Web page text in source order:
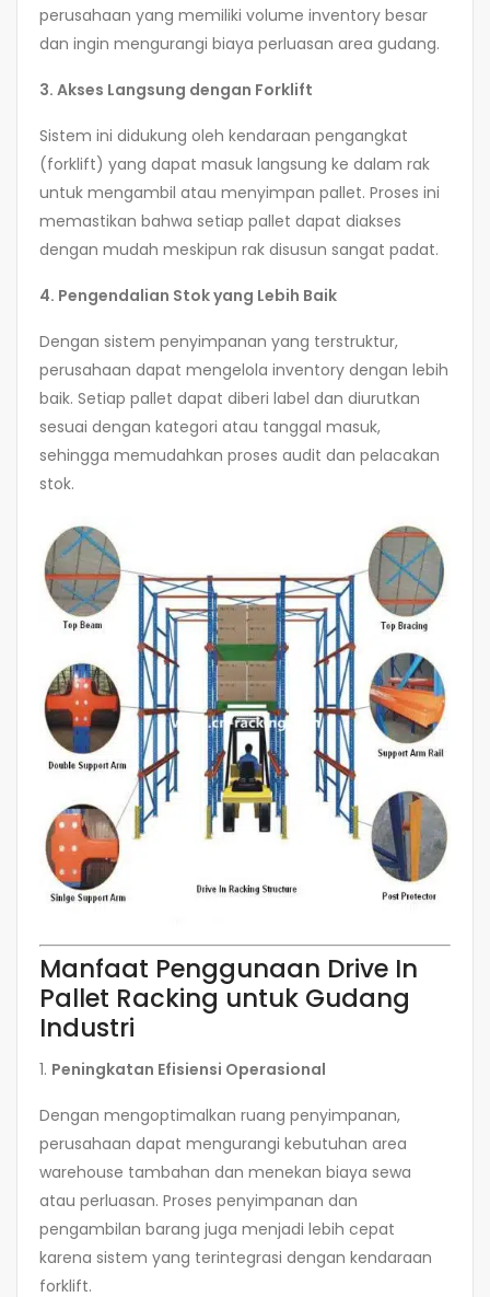
perusahaan yang memiliki volume inventory besar
dan ingin mengurangi biaya perluasan area gudang.
3. Akses Langsung dengan Forklift
Sistem ini didukung oleh kendaraan pengangkat
(forklift) yang dapat masuk langsung ke dalam rak
untuk mengambil atau menyimpan pallet. Proses ini
memastikan bahwa setiap pallet dapat diakses
dengan mudah meskipun rak disusun sangat padat.
4. Pengendalian Stok yang Lebih Baik
Dengan sistem penyimpanan yang terstruktur,
perusahaan dapat mengelola inventory dengan lebih
baik. Setiap pallet dapat diberi label dan diurutkan
sesuai dengan kategori atau tanggal masuk,
sehingga memudahkan proses audit dan pelacakan
stok.
Manfaat Penggunaan Drive In
Pallet Racking untuk Gudang
Industri
1. Peningkatan Efisiensi Operasional
Dengan mengoptimalkan ruang penyimpanan,
perusahaan dapat mengurangi kebutuhan area
warehouse tambahan dan menekan biaya sewa
atau perluasan. Proses penyimpanan dan
pengambilan barang juga menjadi lebih cepat
karena sistem yang terintegrasi dengan kendaraan
forklift.